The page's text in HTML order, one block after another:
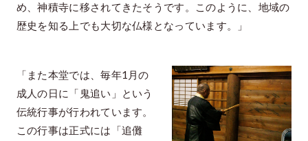
め、神積寺に移されてきたそうです。このように、地域の
歴史を知る上でも大切な仏様となっています。」
「また本堂では、毎年1月の
成人の日に「鬼追い」という
伝統行事が行われています。
この行事は正式には「追儺